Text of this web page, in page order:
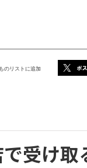
のリストに追加
受け取